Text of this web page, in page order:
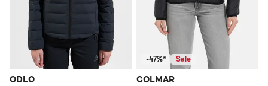
ODLO
-47%* Sale
COLMAR